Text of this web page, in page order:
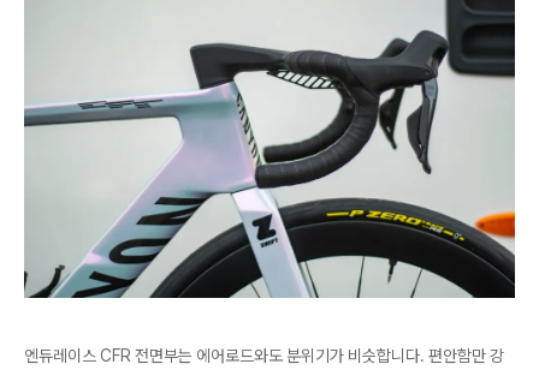
엔듀레이스 CFR 전면부는 에어로드와도 분위기가 비슷합니다. 편안함만 강